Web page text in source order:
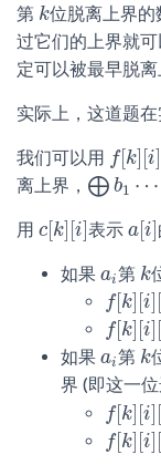
第 k
k位脱离上界
过它们的上界就
定可以被最早脱
实际上，这道题在
我们可以用 f[k] [i]
f[ k] i]
离上界， ⨁ b1 ⋯
⨁b1 ⋯ b
用 c[k] [i]
c k [i] 表示 a[i]
a[ i]
如果 ai
ai 第 k
k
f[k] [i]
f[ k] i]
f[k] [i] [
f[ k] i]
如果 ai
ai 第 k
k
界 (即这一
f[k] [i]
f[ k] i]
f[k] [i] [
f[ k] i]